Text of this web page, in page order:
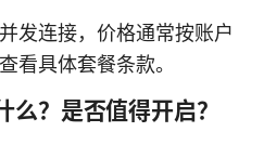
发连接，价格通常按账户
看具体套餐条款。
么？是否值得开启？